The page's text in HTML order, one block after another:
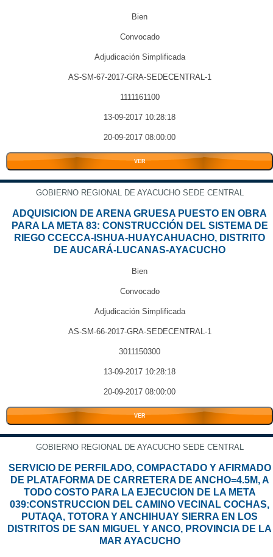
Bien
Convocado
Adjudicación Simplificada
AS-SM-67-2017-GRA-SEDECENTRAL-1
1111161100
13-09-2017 10:28:18
20-09-2017 08:00:00
VER
GOBIERNO REGIONAL DE AYACUCHO SEDE CENTRAL
ADQUISICION DE ARENA GRUESA PUESTO EN OBRA
PARA LA META 83: CONSTRUCCIÓN DEL SISTEMA DE
RIEGO CCECCA-ISHUA-HUAYCAHUACHO, DISTRITO
DE AUCARÁ-LUCANAS-AYACUCHO
Bien
Convocado
Adjudicación Simplificada
AS-SM-66-2017-GRA-SEDECENTRAL-1
3011150300
13-09-2017 10:28:18
20-09-2017 08:00:00
VER
GOBIERNO REGIONAL DE AYACUCHO SEDE CENTRAL
SERVICIO DE PERFILADO, COMPACTADO Y AFIRMADO
DE PLATAFORMA DE CARRETERA DE ANCHO=4.5M, A
TODO COSTO PARA LA EJECUCION DE LA META
039:CONSTRUCCION DEL CAMINO VECINAL COCHAS,
PUTAQA, TOTORA Y ANCHIHUAY SIERRA EN LOS
DISTRITOS DE SAN MIGUEL Y ANCO, PROVINCIA DE LA
MAR AYACUCHO